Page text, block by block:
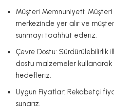
Müşteri Memnuniyeti:
merkezinde yer alır ve
sunmayı taahhüt ederiz.
Çevre Dostu: Sürdürülebilirlik
dostu malzemeler kullanarak
hedefleriz.
Uygun Fiyatlar: Rekabetçi
sunarız.